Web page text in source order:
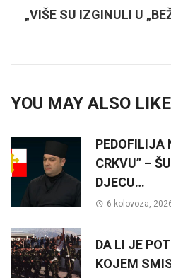
„VIŠE SU IZGINULI U
YOU MAY ALSO LIKE
PEDOFILIJA
CRKVU” –
DJECU…
6 kolovoza,
DA LI JE
KOJEM